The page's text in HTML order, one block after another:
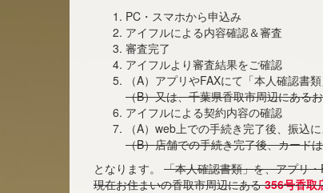
PC・スマホから申込み
アイフルによる内容確認＆審査
審査完了
アイフルより審査結果をご確認
（A）アプリやFAXにて「本人確認書
（B）又は、千葉県香取市周辺にある
アイフルによる契約内容の確認
（A）web上での手続き完了後、振込
（B）店舗での手続き完了後、カード
となります。 「本人確認書類」を、アプリ
現在お住まいの香取市周辺にある356号香取